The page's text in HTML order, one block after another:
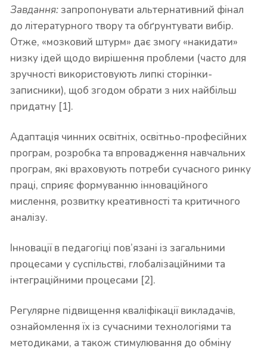
Завдання:запропонувати альтернативний фінал
до літературного твору та обґрунтувати вибір.
Отже, «мозковий штурм» дає змогу «накидати»
низку ідей щодо вирішення проблеми (часто для
зручності використовують липкі сторінки-
записники), щоб згодом обрати з них найбільш
придатну [1].
Адаптація чинних освітніх, освітньо-професійних
програм, розробка та впровадження навчальних
програм, які враховують потреби сучасного ринку
праці, сприяє формуванню інноваційного
мислення, розвитку креативності та критичного
аналізу.
Інновації в педагогіці пов’язані із загальними
процесами у суспільстві, глобалізаційними та
інтеграційними процесами [2].
Регулярне підвищення кваліфікації викладачів,
ознайомлення їх із сучасними технологіями та
методиками, а також стимулювання до обміну